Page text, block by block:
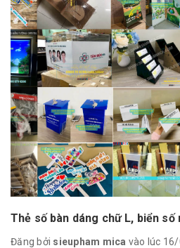
Thẻ số bàn dáng chữ L, biển số
Đăng bởi sieupham mica vào lúc